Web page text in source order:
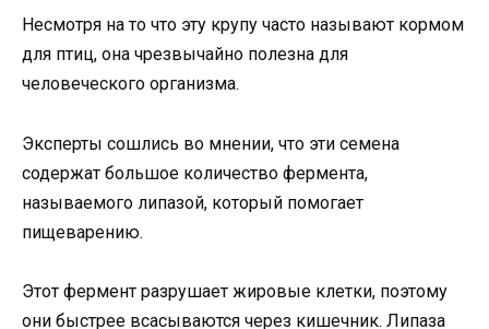
Несмотря на то что эту крупу часто называют кормом
для птиц, она чрезвычайно полезна для
человеческого организма.
Эксперты сошлись во мнении, что эти семена
содержат большое количество фермента,
называемого липазой, который помогает
пищеварению.
Этот фермент разрушает жировые клетки, поэтому
они быстрее всасываются через кишечник. Липаза